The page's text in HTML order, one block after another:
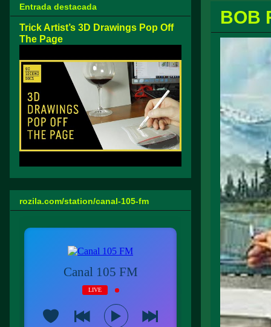
BOB
Entrada destacada
Trick Artist’s 3D Drawings Pop Off
The Page
rozila.com/station/canal-105-fm